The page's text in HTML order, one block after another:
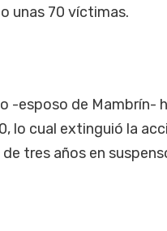
unas 70 víctimas.
-esposo de Mambrín-
lo cual extinguió la
tres años en